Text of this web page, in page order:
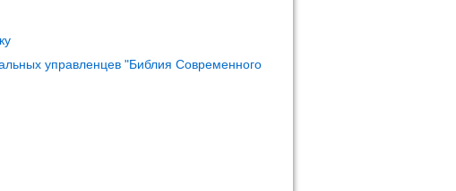
управленцев "Библия Современного